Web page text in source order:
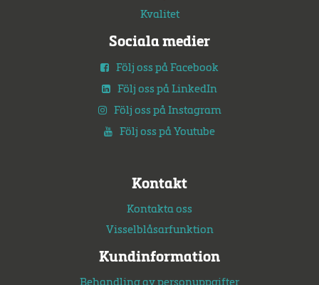
Kvalitet
Sociala medier
Följ oss på Facebook
Följ oss på LinkedIn
Följ oss på Instagram
Följ oss på Youtube
Kontakt
Kontakta oss
Visselblåsarfunktion
Kundinformation
Behandling av personuppgifter